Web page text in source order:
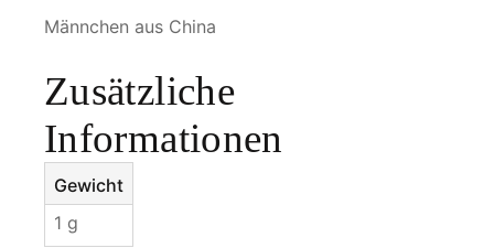
i
i
M
e
n
g
Männchen aus China
Zusätzliche
Informationen
Gewicht
1 g